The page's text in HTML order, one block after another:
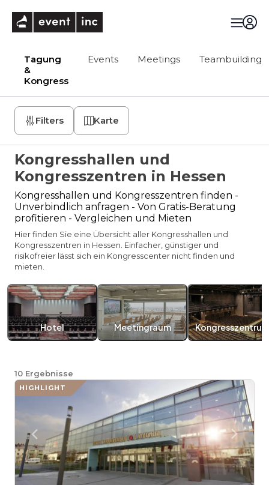
Tagung
&
Kongress
Events Meetings Teambuilding
Filters Karte
Kongresshallen und
Kongresszentren in Hessen
Kongresshallen und Kongresszentren finden -
Unverbindlich anfragen - Von Gratis-Beratung
profitieren - Vergleichen und Mieten
Hier finden Sie eine Übersicht aller Kongresshallen und
Kongresszentren in Hessen. Einfacher, günstiger und
risikofreier lässt sich ein Kongresscenter nicht finden und
mieten.
Hotel Meetingraum Kongresszentrum
10 Ergebnisse
HIGHLIGHT